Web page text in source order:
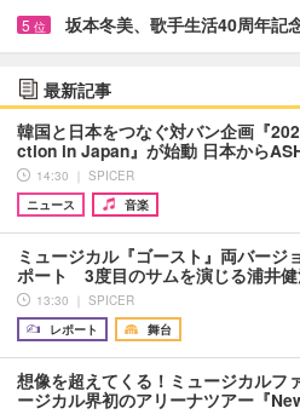
5 位 坂本冬美、歌手生活40周年
最新記事
韓国と日本をつなぐ対バン企画『
ction in Japan』が始動 日本から
14:30 ｜ SPICER
ニュース
音楽
ミュージカル『ゴースト』両バージ
ポート 3度目のサムを演じる浦井
13:30 ｜ SPICER
レポート
舞台
想像を超えてくる！ミュージカルフ
ージカル界初のアリーナツアー『